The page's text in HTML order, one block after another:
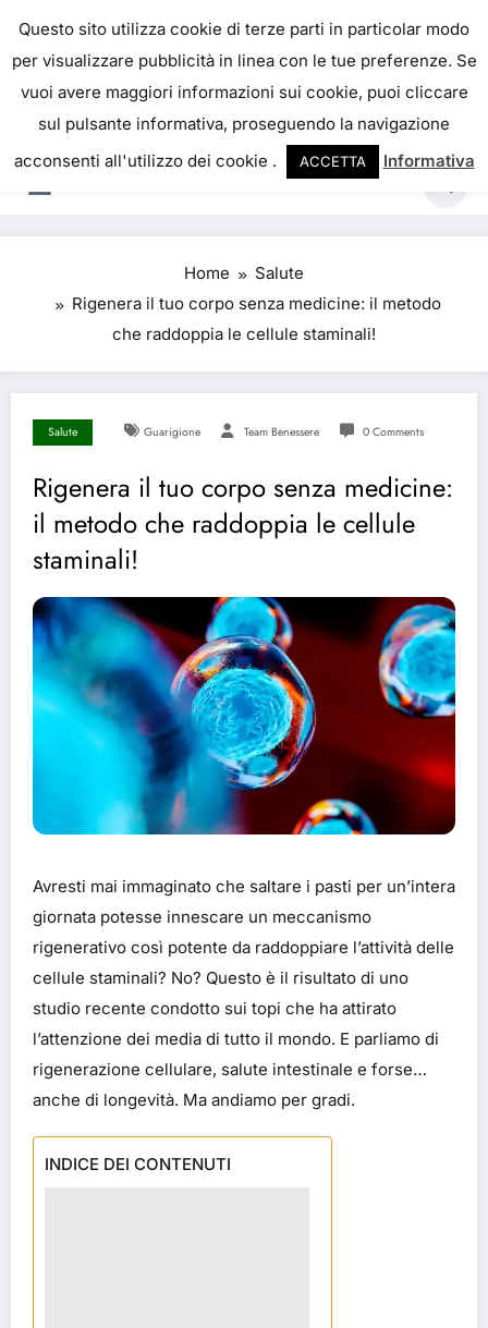
content
IL PORTALE DEL BENESSERE
La salute è come il denaro, non abbiamo mai una
vera idea del suo valore fino a quando la
perdiamo. Josh Billings
Home
Salute
Rigenera il tuo corpo senza medicine: il metodo
che raddoppia le cellule staminali!
Salute Guarigione Team Benessere 0 Comments
Rigenera il tuo corpo senza medicine:
il metodo che raddoppia le cellule
staminali!
Avresti mai immaginato che saltare i pasti per un’intera
giornata potesse innescare un meccanismo
rigenerativo così potente da raddoppiare l’attività delle
cellule staminali? No? Questo è il risultato di uno
studio recente condotto sui topi che ha attirato
l’attenzione dei media di tutto il mondo. E parliamo di
rigenerazione cellulare, salute intestinale e forse…
anche di longevità. Ma andiamo per gradi.
INDICE DEI CONTENUTI
Questo sito utilizza cookie di terze parti in particolar modo
per visualizzare pubblicità in linea con le tue preferenze. Se
vuoi avere maggiori informazioni sui cookie, puoi cliccare
sul pulsante informativa, proseguendo la navigazione
acconsenti all'utilizzo dei cookie .
ACCETTA Informativa